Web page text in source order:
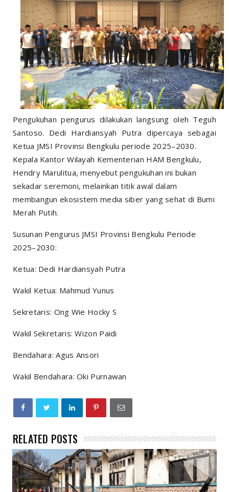
Pengukuhan pengurus dilakukan langsung oleh Teguh
Santoso. Dedi Hardiansyah Putra dipercaya sebagai
Ketua JMSI Provinsi Bengkulu periode 2025–2030.
Kepala Kantor Wilayah Kementerian HAM Bengkulu,
Hendry Marulitua, menyebut pengukuhan ini bukan
sekadar seremoni, melainkan titik awal dalam
membangun ekosistem media siber yang sehat di Bumi
Merah Putih.
Susunan Pengurus JMSI Provinsi Bengkulu Periode
2025–2030:
Ketua: Dedi Hardiansyah Putra
Wakil Ketua: Mahmud Yunus
Sekretaris: Ong Wie Hocky S
Wakil Sekretaris: Wizon Paidi
Bendahara: Agus Ansori
Wakil Bendahara: Oki Purnawan
RELATED POSTS